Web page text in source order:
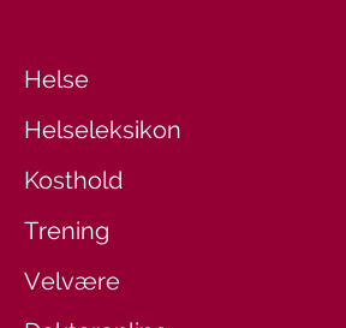
Helse
Helseleksikon
Kosthold
Trening
Velvære